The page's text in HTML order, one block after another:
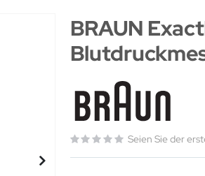
Zum
Anfang
Bildergalerie
BRAUN
Seien Sie der